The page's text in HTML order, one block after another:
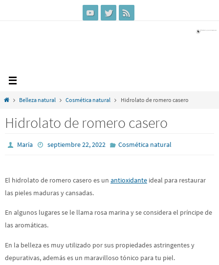
InicioBelleza natural Cosmética natural Hidrolato de romero casero
Hidrolato de romero casero
María septiembre 22, 2022 Cosmética natural
El hidrolato de romero casero es un antioxidante ideal para restaurar
las pieles maduras y cansadas.
En algunos lugares se le llama rosa marina y se considera el príncipe de
las aromáticas.
En la belleza es muy utilizado por sus propiedades astringentes y
depurativas, además es un maravilloso tónico para tu piel.